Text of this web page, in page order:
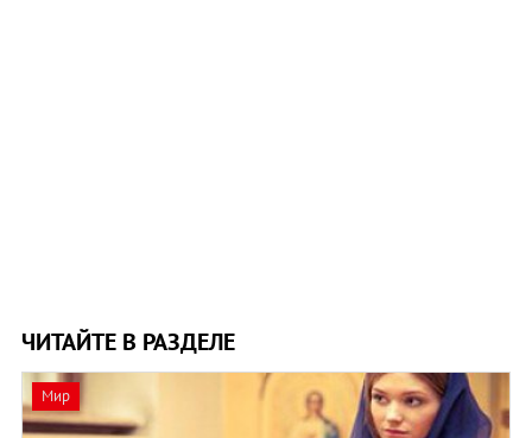
ЧИТАЙТЕ В РАЗДЕЛЕ
Мир